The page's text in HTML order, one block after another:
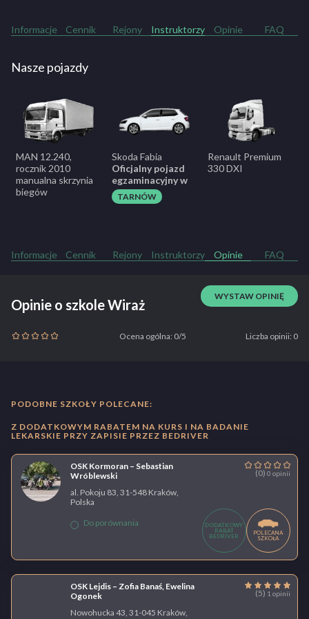
Informacje Cennik Rejony Instruktorzy Opinie FAQ
Nasze pojazdy
MAN 12.240,
rocznik 2010
manualna skrzynia
biegów
Skoda Fabia
Oficjalny pojazd
egzaminacyjny w
TARNÓW
Renault Premium
330 DXI
Informacje Cennik Rejony Instruktorzy Opinie FAQ
Opinie o szkole Wiraż
WYSTAW OPINIĘ
Ocena ogólna: 0/5 Liczba opinii: 0
PODOBNE SZKOŁY POLECANE:
Z DODATKOWYM RABATEM NA KURS I NA BADANIE
LEKARSKIE PRZY ZAPISIE PRZEZ BEDRIVER
OSK Kormoran – Sebastian
Wróblewski
(0) 0 opinii
al. Pokoju 83, 31-548 Kraków,
Polska
Do porównania
DODATKOWY
RABAT
BEDRIVER
POLECANA
SZKOŁA
OSK Lejdis – Zofia Banaś, Ewelina
Ogonek
(5) 1 opinii
Nowohucka 43, 31-045 Kraków,